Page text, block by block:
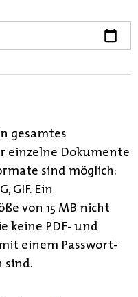
gesamtes
einzelne Dokumente
sind möglich:
GIF. Ein
von 15 MB nicht
keine PDF- und
einem Passwort-
sind.